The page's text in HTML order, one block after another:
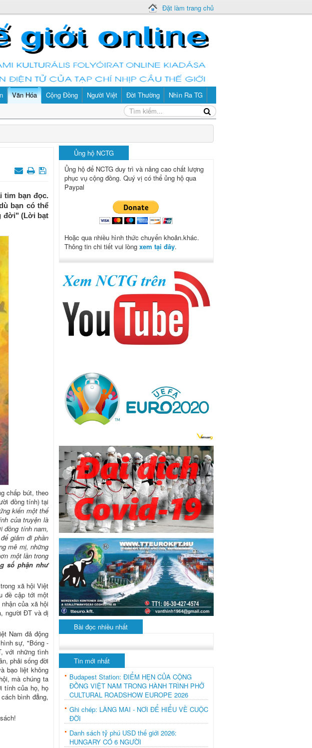
Đặt làm trang chủ
Văn Hóa Cộng Đồng Người Việt Đời Thường Nhìn Ra TG
tim bạn đọc.
bạn có thể
đời" (Lời bạt
chấp bút, theo
đồng tính) tại
kiến một thế
của truyện là
đồng tính nam,
giảm đi phần
mê mị, những
một lần trong
số phận như
xã hội Việt
đề cập tới một
của xã hội
người ĐT và dị
Nam đả động
sự, "Bóng -
với những tình
phải sống đời
bạo liệt không
mà chúng ta
tính của họ, họ
bình đẳng,
Ủng hộ NCTG
Ủng hộ để NCTG duy trì và nâng cao chất lượng
phục vụ cộng đồng. Quý vị có thể ủng hộ qua
Paypal
Hoặc qua nhiều hình thức chuyển khoản.khác.
Thông tin chi tiết vui lòng xem tại đây.
Bài đọc nhiều nhất
Tin mới nhất
Budapest Station: ĐIỂM HẸN CỦA CỘNG
ĐỒNG VIỆT NAM TRONG HÀNH TRÌNH PHỞ
CULTURAL ROADSHOW EUROPE 2026
Ghi chép: LÀNG MAI - NƠI ĐỂ HIỂU VỀ CUỘC
ĐỜI
Danh sách tỷ phú USD thế giới 2026:
HUNGARY CÓ 6 NGƯỜI